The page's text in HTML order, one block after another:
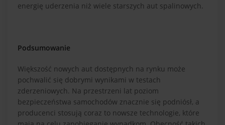
energię uderzenia niż wiele starszych aut spalinowych.
Podsumowanie
Większość nowych aut dostępnych na rynku może
pochwalić się dobrymi wynikami w testach
zderzeniowych. Na przestrzeni lat poziom
bezpieczeństwa samochodów znacznie się podniósł, a
producenci stosują coraz to nowsze technologie, które